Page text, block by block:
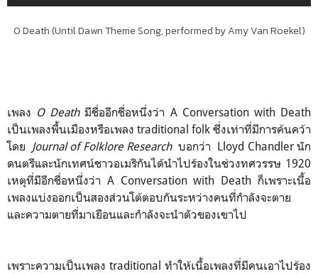
O Death (Until Dawn Theme Song, performed by Amy Van Roekel)
เพลง O Deathมีชื่ออีกชื่อหนึ่งว่า A Conversation with Death
เป็นเพลงพื้นเมืองหรือเพลง traditional folk ซึ่งเท่าที่มีการค้นคว้า
โดย Journal of Folklore Researchบอกว่า Lloyd Chandler นัก
ดนตรีและนักเทศน์ชาวอเมริกันได้นำไปร้องในช่วงทศวรรษ 1920
เหตุที่มีอีกชื่อหนึ่งว่า A Conversation with Death ก็เพราะเนื้อ
เพลงแบ่งออกเป็นสองส่วนโต้ตอบกันระหว่างคนที่กำลังจะตาย
และความตายที่มาเยือนและกำลังจะนำตัวของเขาไป
เพราะความเป็นเพลง traditional ทำให้เนื้อเพลงที่มีคนเอาไปร้อง